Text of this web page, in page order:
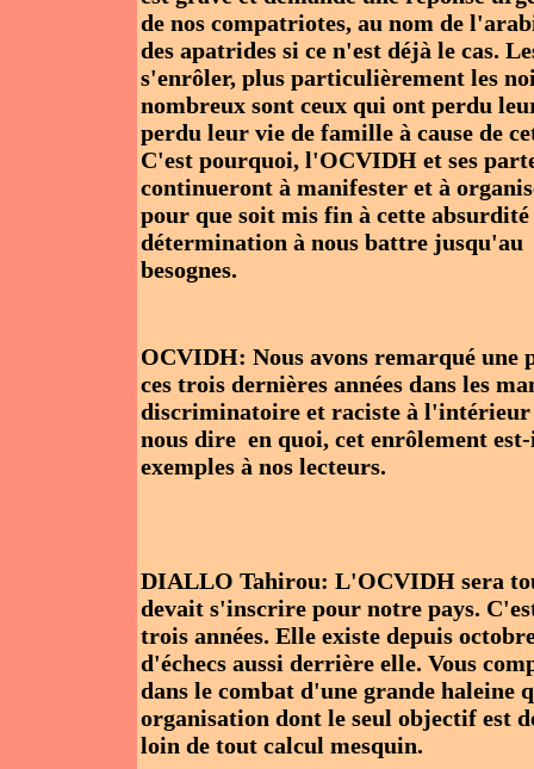
de nos compatriotes, au nom de
des apatrides si ce n'est déjà le cas.
s'enrôler, plus particulièrement les
nombreux sont ceux qui ont perdu
perdu leur vie de famille à cause de
C'est pourquoi, l'OCVIDH et ses
continueront à manifester et à
pour que soit mis fin à cette
détermination à nous battre
besognes.
OCVIDH: Nous avons remarqué
ces trois dernières années dans les
discriminatoire et raciste à
nous dire en quoi, cet enrôlement
exemples à nos lecteurs.
DIALLO Tahirou: L'OCVIDH sera
devait s'inscrire pour notre pays.
trois années. Elle existe depuis
d'échecs aussi derrière elle. Vous
dans le combat d'une grande haleine
organisation dont le seul objectif est
loin de tout calcul mesquin.